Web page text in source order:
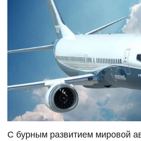
С бурным развитием мировой